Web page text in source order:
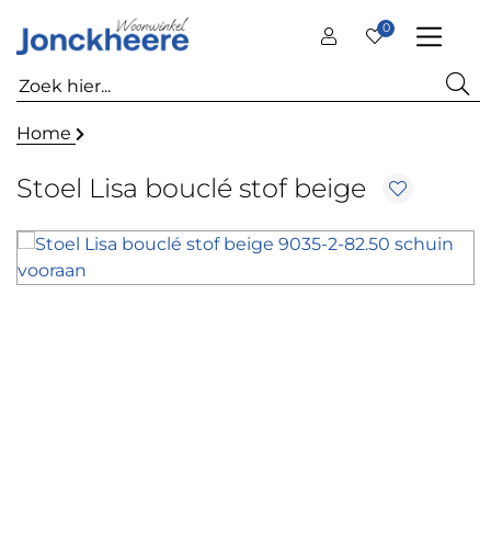
0
Home
Stoel Lisa bouclé stof beige